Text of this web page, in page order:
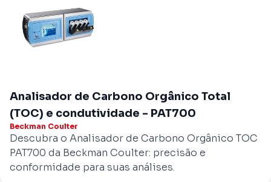
Analisador de Carbono Orgânico Total
(TOC) e condutividade - PAT700
Beckman Coulter
Descubra o Analisador de Carbono Orgânico TOC
PAT700 da Beckman Coulter: precisão e
conformidade para suas análises.